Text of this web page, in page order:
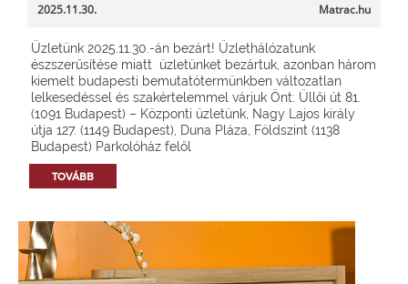
2025.11.30. Matrac.hu
Üzletünk 2025.11.30.-án bezárt! Üzlethálózatunk
észszerűsítése miatt üzletünket bezártuk, azonban három
kiemelt budapesti bemutatótermünkben változatlan
lelkesedéssel és szakértelemmel várjuk Önt: Üllői út 81.
(1091 Budapest) – Központi üzletünk, Nagy Lajos király
útja 127. (1149 Budapest), Duna Pláza, Földszint (1138
Budapest) Parkolóház felől
TOVÁBB